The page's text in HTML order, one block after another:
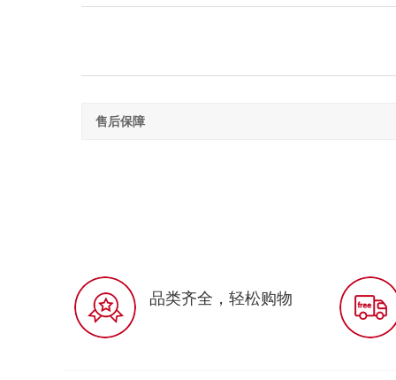
售后保障
品类齐全，轻松购物